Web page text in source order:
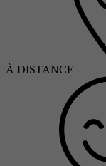
À DISTANCE